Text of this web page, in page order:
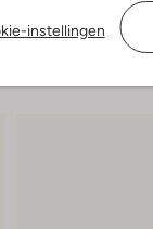
instellingen